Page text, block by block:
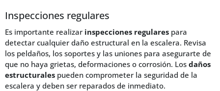
Inspecciones regulares
Es importante realizar inspecciones regulares para
detectar cualquier daño estructural en la escalera. Revisa
los peldaños, los soportes y las uniones para asegurarte de
que no haya grietas, deformaciones o corrosión. Los daños
estructurales pueden comprometer la seguridad de la
escalera y deben ser reparados de inmediato.